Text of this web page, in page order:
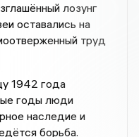
лозунг
оставались на
труд
1942 года
годы люди
наследие и
борьба.